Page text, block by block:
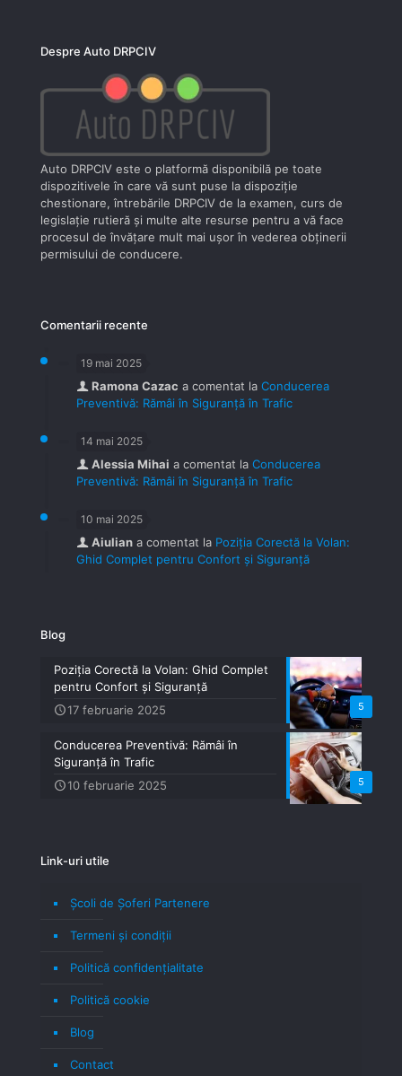
Despre Auto DRPCIV
Auto DRPCIV este o platformă disponibilă pe toate
dispozitivele în care vă sunt puse la dispoziţie
chestionare, întrebările DRPCIV de la examen, curs de
legislaţie rutieră şi multe alte resurse pentru a vă face
procesul de învăţare mult mai uşor în vederea obţinerii
permisului de conducere.
Comentarii recente
19 mai 2025
Ramona Cazac a comentat la Conducerea
Preventivă: Rămâi în Siguranță în Trafic
14 mai 2025
Alessia Mihai a comentat la Conducerea
Preventivă: Rămâi în Siguranță în Trafic
10 mai 2025
Aiulian a comentat la Poziția Corectă la Volan:
Ghid Complet pentru Confort și Siguranță
Blog
5
Poziția Corectă la Volan: Ghid Complet
pentru Confort și Siguranță
17 februarie 2025
5
Conducerea Preventivă: Rămâi în
Siguranță în Trafic
10 februarie 2025
Link-uri utile
Școli de Șoferi Partenere
Termeni şi condiţii
Politică confidenţialitate
Politică cookie
Blog
Contact